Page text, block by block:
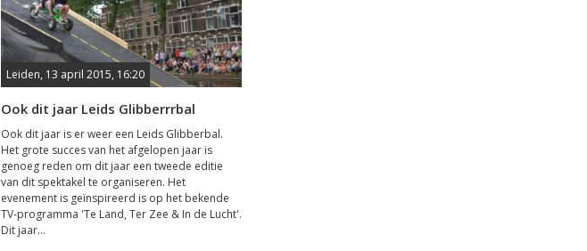
Leiden, 13 april 2015, 16:20
Ook dit jaar Leids Glibberrrbal
Ook dit jaar is er weer een Leids Glibberbal.
Het grote succes van het afgelopen jaar is
genoeg reden om dit jaar een tweede editie
van dit spektakel te organiseren. Het
evenement is geïnspireerd is op het bekende
TV-programma 'Te Land, Ter Zee & In de Lucht'.
Dit jaar...